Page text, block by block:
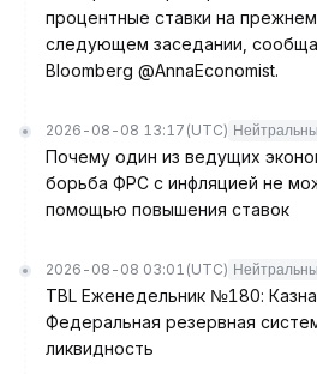
процентные ставки на
следующем заседании,
Bloomberg @AnnaEconomist.
2026-08-08 13:17 (UTC)
Почему один из ведущих
борьба ФРС с инфляцией не
помощью повышения ставок
2026-08-08 03:01 (UTC)
TBL Еженедельник №180:
Федеральная резервная
ликвидность